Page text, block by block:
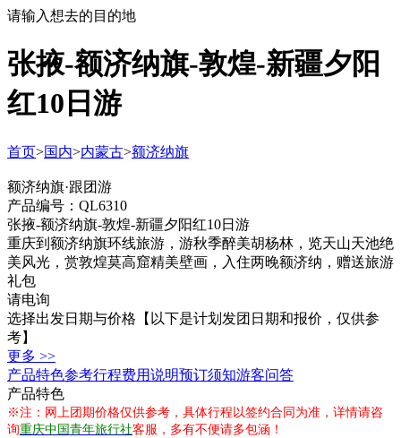
请输入想去的目的地
张掖-额济纳旗-敦煌-新疆夕阳
红10日游
首页>国内>内蒙古>额济纳旗
额济纳旗·跟团游
产品编号：QL6310
张掖-额济纳旗-敦煌-新疆夕阳红10日游
重庆到额济纳旗环线旅游，游秋季醉美胡杨林，览天山天池绝
美风光，赏敦煌莫高窟精美壁画，入住两晚额济纳，赠送旅游
礼包
请电询
选择出发日期与价格 【以下是计划发团日期和报价，仅供参
考】
更多 >>
产品特色参考行程费用说明预订须知游客问答
产品特色
※注：网上团期价格仅供参考，具体行程以签约合同为准，详情请咨
询重庆中国青年旅行社客服，多有不便请多包涵！